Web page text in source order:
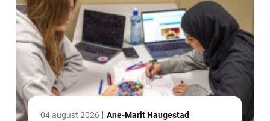
04 august 2026 Ane-Marit Haugestad